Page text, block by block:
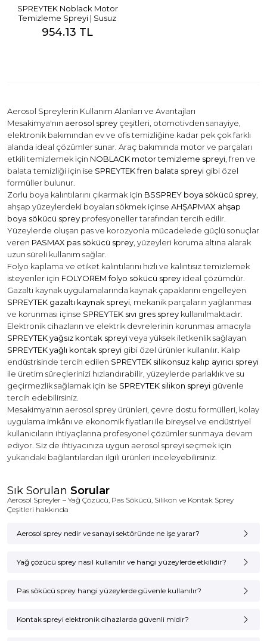
SPREYTEK Noblack Motor
Temizleme Spreyi | Susuz
Motor Temizleyici Spreyi
954.13 TL
Aerosol Spreylerin Kullanım Alanları ve Avantajları
Mesakimya'nın aerosol sprey çeşitleri, otomotivden sanayiye,
elektronik bakımından ev ve ofis temizliğine kadar pek çok farklı
alanda ideal çözümler sunar. Araç bakımında motor ve parçaları
etkili temizlemek için NOBLACK motor temizleme spreyi , fren ve
balata temizliği için ise SPREYTEK fren balata spreyi gibi özel
formüller bulunur.
Zorlu boya kalıntılarını çıkarmak için BSSPREY boya sökücü sprey
ahşap yüzeylerdeki boyaları sökmek içinse AHŞAPMAX ahşap
boya sökücü sprey profesyoneller tarafından tercih edilir.
Yüzeylerde oluşan pas ve korozyonla mücadelede güçlü sonuçlar
veren PASMAX pas sökücü sprey , yüzeyleri koruma altına alarak
uzun süreli kullanım sağlar.
Folyo kaplama ve etiket kalıntılarını hızlı ve kalıntısız temizlemek
isteyenler için FOLYOREM folyo sökücü sprey ideal çözümdür.
Gazaltı kaynak uygulamalarında kaynak çapaklarını engelleyen
SPREYTEK gazaltı kaynak spreyi , mekanik parçaların yağlanması
ve korunması içinse SPREYTEK sıvı gres sprey kullanılmaktadır.
Elektronik cihazların ve elektrik devrelerinin korunması amacıyla
SPREYTEK yağsız kontak spreyiveya yüksek iletkenlik sağlayan
SPREYTEK yağlı kontak spreyi gibi özel ürünler kullanılır. Kalıp
endüstrisinde tercih edilen SPREYTEK silikonsuz kalıp ayırıcı spreyi
ile üretim süreçlerinizi hızlandırabilir, yüzeylerde parlaklık ve su
geçirmezlik sağlamak için ise SPREYTEK silikon spreyi güvenle
tercih edebilirsiniz.
Mesakimya'nın aerosol sprey ürünleri, çevre dostu formülleri, kolay
uygulama imkânı ve ekonomik fiyatları ile bireysel ve endüstriyel
kullanıcıların ihtiyaçlarına profesyonel çözümler sunmaya devam
ediyor. Siz de ihtiyacınıza uygun aerosol spreyi seçmek için
yukarıdaki bağlantılardan ilgili ürünleri inceleyebilirsiniz.
Sık Sorulan Sorular
Aerosol Spreyler – Yağ Çözücü, Pas Sökücü, Silikon ve Kontak Sprey
Çeşitleri hakkında
Aerosol sprey nedir ve sanayi sektöründe ne işe yarar?
kontak temizleyici sprey
Yağ çözücü sprey nasıl kullanılır ve hangi yüzeylerde etkilidir?
Pas sökücü sprey hangi yüzeylerde güvenle kullanılır?
Kontak spreyi elektronik cihazlarda güvenli midir?